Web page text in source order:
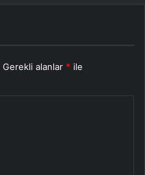
Gerekli alanlar * ile